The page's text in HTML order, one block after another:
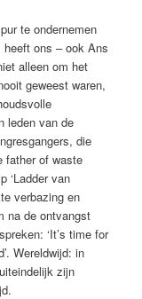
te ondernemen
ons – ook Ans
alleen om het
geweest waren,
leden van de
die
father of waste
‘Ladder van
verbazing en
na de ontvangst
‘It’s time for
Wereldwijd: in
zijn